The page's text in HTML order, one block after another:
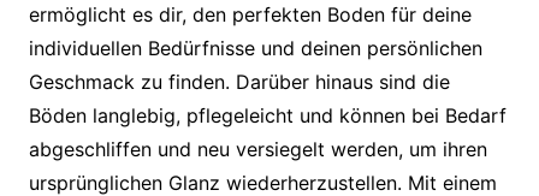
ermöglicht es dir, den perfekten Boden für deine
individuellen Bedürfnisse und deinen persönlichen
Geschmack zu finden. Darüber hinaus sind die
Böden langlebig, pflegeleicht und können bei Bedarf
abgeschliffen und neu versiegelt werden, um ihren
ursprünglichen Glanz wiederherzustellen. Mit einem